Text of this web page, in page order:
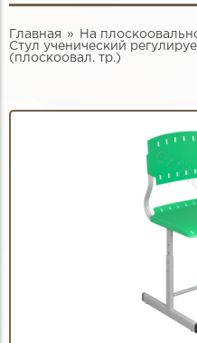
Главная
На
Стул ученический
(плоскоовал. тр.)